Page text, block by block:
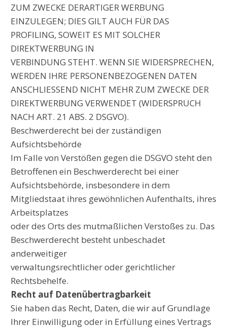
ZUM ZWECKE DERARTIGER WERBUNG
EINZULEGEN; DIES GILT AUCH FÜR DAS
PROFILING, SOWEIT ES MIT SOLCHER
DIREKTWERBUNG IN
VERBINDUNG STEHT. WENN SIE WIDERSPRECHEN,
WERDEN IHRE PERSONENBEZOGENEN DATEN
ANSCHLIESSEND NICHT MEHR ZUM ZWECKE DER
DIREKTWERBUNG VERWENDET (WIDERSPRUCH
NACH ART. 21 ABS. 2 DSGVO).
Beschwerderecht bei der zuständigen
Aufsichtsbehörde
Im Falle von Verstößen gegen die DSGVO steht den
Betroffenen ein Beschwerderecht bei einer
Aufsichtsbehörde, insbesondere in dem
Mitgliedstaat ihres gewöhnlichen Aufenthalts, ihres
Arbeitsplatzes
oder des Orts des mutmaßlichen Verstoßes zu. Das
Beschwerderecht besteht unbeschadet
anderweitiger
verwaltungsrechtlicher oder gerichtlicher
Rechtsbehelfe.
Recht auf Datenübertragbarkeit
Sie haben das Recht, Daten, die wir auf Grundlage
Ihrer Einwilligung oder in Erfüllung eines Vertrags